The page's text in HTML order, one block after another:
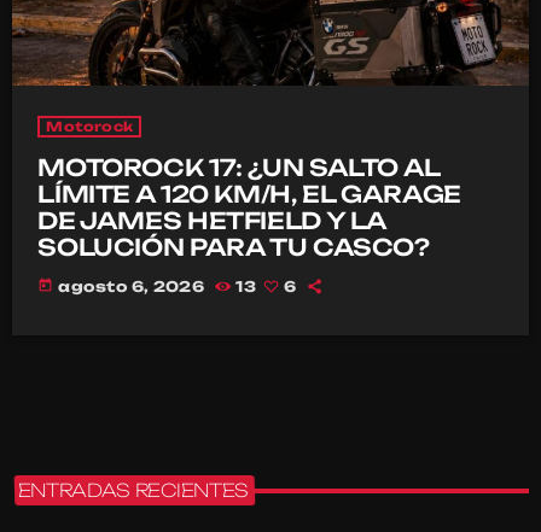
Motorock
MOTOROCK 17: ¿UN SALTO AL
LÍMITE A 120 KM/H, EL GARAGE
DE JAMES HETFIELD Y LA
SOLUCIÓN PARA TU CASCO?
today agosto 6, 2026 13 6
ENTRADAS RECIENTES